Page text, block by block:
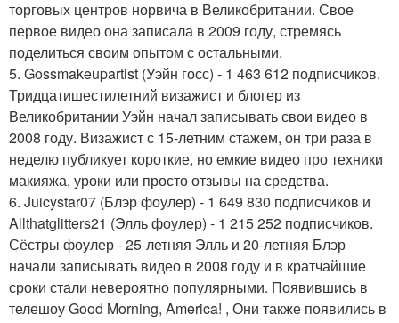
торговых центров норвича в Великобритании. Свое
первое видео она записала в 2009 году, стремясь
поделиться своим опытом с остальными.
5. Gossmakeupartist (Уэйн госс) - 1 463 612 подписчиков.
Тридцатишестилетний визажист и блогер из
Великобритании Уэйн начал записывать свои видео в
2008 году. Визажист с 15-летним стажем, он три раза в
неделю публикует короткие, но емкие видео про техники
макияжа, уроки или просто отзывы на средства.
6. Juicystar07 (Блэр фоулер) - 1 649 830 подписчиков и
Allthatglitters21 (Элль фоулер) - 1 215 252 подписчиков.
Сёстры фоулер - 25-летняя Элль и 20-летняя Блэр
начали записывать видео в 2008 году и в кратчайшие
сроки стали невероятно популярными. Появившись в
телешоу Good Morning, America! , Они также появились в